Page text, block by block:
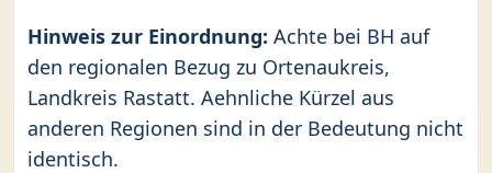
Hinweis zur Einordnung: Achte bei BH auf
den regionalen Bezug zu Ortenaukreis,
Landkreis Rastatt. Aehnliche Kürzel aus
anderen Regionen sind in der Bedeutung nicht
identisch.